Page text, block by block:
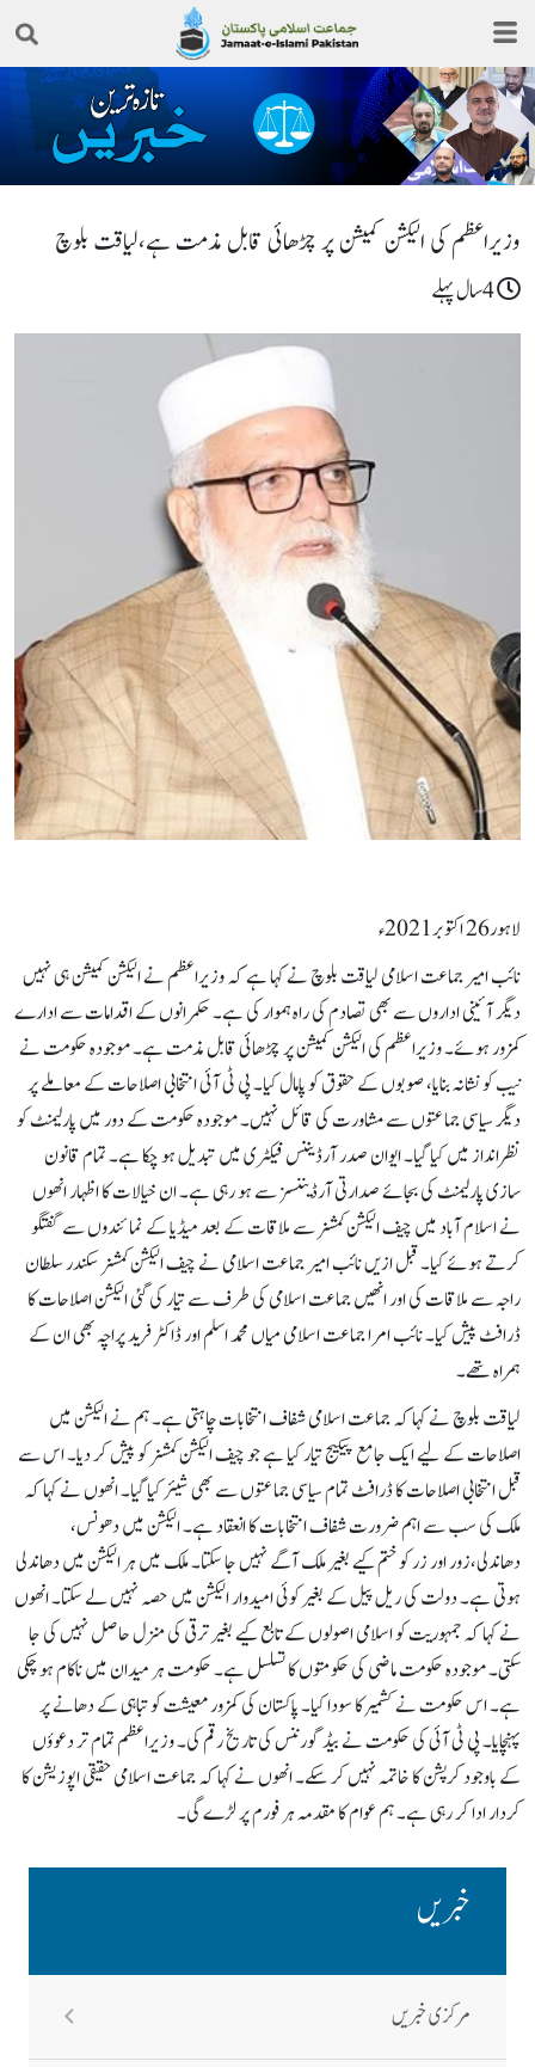
وزیراعظم کی الیکشن کمیشن پر چڑھائی قابل مذمت ہے،لیاقت بلوچ
لاہور26 اکتوبر2021ء
نائب امیر جماعت اسلامی لیاقت بلوچ نے کہا ہے کہ وزیراعظم نے الیکشن کمیشن ہی نہیں
دیگر آئینی اداروں سے بھی تصادم کی راہ ہموار کی ہے۔ حکمرانوں کے اقدامات سے ادارے
کمزور ہوئے۔ وزیراعظم کی الیکشن کمیشن پر چڑھائی قابل مذمت ہے۔ موجودہ حکومت نے
نیب کو نشانہ بنایا، صوبوں کے حقوق کو پامال کیا۔ پی ٹی آئی انتخابی اصلاحات کے معاملے پر
دیگر سیاسی جماعتوں سے مشاورت کی قائل نہیں۔ موجودہ حکومت کے دور میں پارلیمنٹ کو
نظرانداز میں کیا گیا۔ ایوان صدر آرڈیننس فیکٹری میں تبدیل ہو چکا ہے۔ تمام قانون
سازی پارلیمنٹ کی بجائے صدارتی آرڈیننسز سے ہو رہی ہے۔ ان خیالات کا اظہار انھوں
نے اسلام آباد میں چیف الیکشن کمشنر سے ملاقات کے بعد میڈیا کے نمائندوں سے گفتگو
کرتے ہوئے کیا۔ قبل ازیں نائب امیر جماعت اسلامی نے چیف الیکشن کمشنر سکندر سلطان
راجہ سے ملاقات کی اور انھیں جماعت اسلامی کی طرف سے تیار کی گئی الیکشن اصلاحات کا
ڈرافٹ پیش کیا۔ نائب امرا جماعت اسلامی میاں محمد اسلم اور ڈاکٹر فرید پراچہ بھی ان کے
ہمراہ تھے۔
لیاقت بلوچ نے کہا کہ جماعت اسلامی شفاف انتخابات چاہتی ہے۔ ہم نے الیکشن میں
اصلاحات کے لیے ایک جامع پیکیج تیار کیا ہے جو چیف الیکشن کمشنر کو پیش کر دیا۔ اس سے
قبل انتخابی اصلاحات کا ڈرافٹ تمام سیاسی جماعتوں سے بھی شیئر کیا گیا۔ انھوں نے کہا کہ
ملک کی سب سے اہم ضرورت شفاف انتخابات کا انعقاد ہے۔ الیکشن میں دھونس،
دھاندلی،زور اور زر کو ختم کیے بغیر ملک آگے نہیں جا سکتا۔ ملک میں ہر الیکشن میں دھاندلی
ہوتی ہے۔ دولت کی ریل پیل کے بغیر کوئی امیدوار الیکشن میں حصہ نہیں لے سکتا۔ انھوں
نے کہا کہ جمہوریت کو اسلامی اصولوں کے تابع کیے بغیر ترقی کی منزل حاصل نہیں کی جا
سکتی۔ موجودہ حکومت ماضی کی حکومتوں کا تسلسل ہے۔ حکومت ہر میدان میں ناکام ہو چکی
ہے۔ اس حکومت نے کشمیر کا سودا کیا۔ پاکستان کی کمزور معیشت کو تباہی کے دھانے پر
پہنچایا۔ پی ٹی آئی کی حکومت نے بیڈ گورننس کی تاریخ رقم کی۔ وزیراعظم تمام تر دعوؤں
کے باوجود کرپشن کا خاتمہ نہیں کر سکے۔ انھوں نے کہا کہ جماعت اسلامی حقیقی اپوزیشن کا
کردار ادا کر رہی ہے۔ ہم عوام کا مقدمہ ہر فورم پر لڑے گی۔
خبریں
مرکزی خبریں